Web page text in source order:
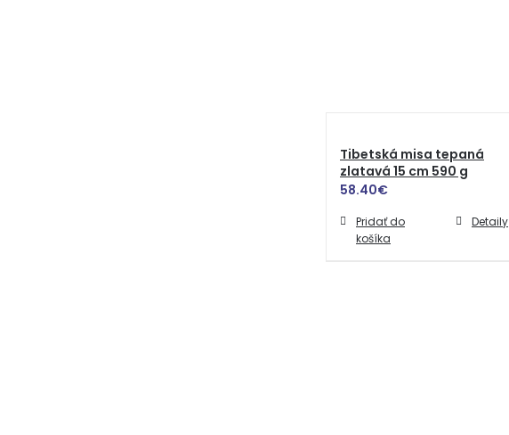
Tibetská misa tepaná
zlatavá 15 cm 590 g
58.40€
Pridať do
košíka
Detaily